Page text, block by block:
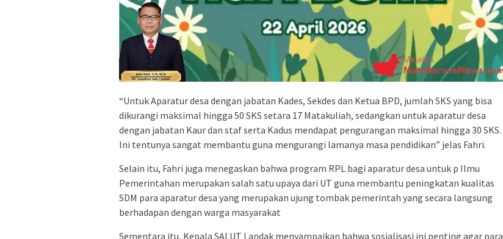
“Untuk Aparatur desa dengan jabatan Kades, Sekdes dan Ketua BPD, jumlah SKS yang bisa
dikurangi maksimal hingga 50 SKS setara 17 Matakuliah, sedangkan untuk aparatur desa
dengan jabatan Kaur dan staf serta Kadus mendapat pengurangan maksimal hingga 30 SKS.
Ini tentunya sangat membantu guna mengurangi lamanya masa pendidikan” jelas Fahri.
Selain itu, Fahri juga menegaskan bahwa program RPL bagi aparatur desa untuk p Ilmu
Pemerintahan merupakan salah satu upaya dari UT guna membantu peningkatan kualitas
SDM para aparatur desa yang merupakan ujung tombak pemerintah yang secara langsung
berhadapan dengan warga masyarakat
Sementara itu, Kepala SALUT Landak menyampaikan bahwa sosialisasi ini penting agar para